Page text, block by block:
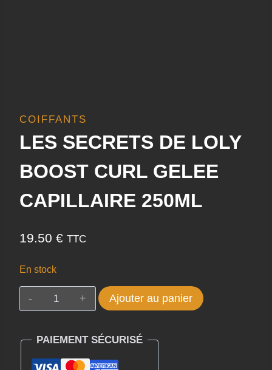
COIFFANTS
LES SECRETS DE LOLY
BOOST CURL GELEE
CAPILLAIRE 250ML
19.50 € TTC
En stock
quantité
de
SECRETS
DE
Ajouter au panier
PAIEMENT SÉCURISÉ